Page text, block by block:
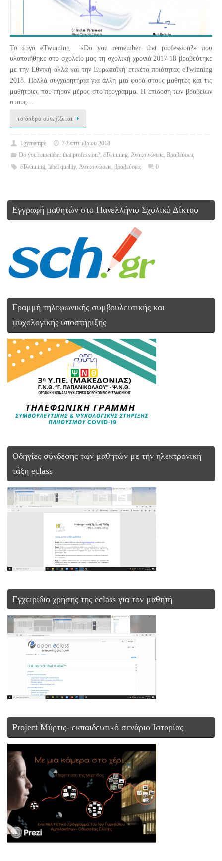
Το έργο eTwinning «Do you remember that profession?» που
υλοποιήθηκε στο σχολείο μας τη σχολική χρονιά 2017-18 βραβεύτηκε
με την Εθνική αλλά και την Ευρωπαϊκή ετικέτα ποιότητας eTwinning
2018. Πολλά συγχαρητήρια για άλλη μια φορά στους μαθητές και τις
μαθήτριες που πήραν μέρος στο πρόγραμμα. Η επίδοση των βραβείων
στους…
το άρθρο συνεχίζεται
1gymampe
7 Σεπτεμβρίου 2018
Do you remember that profession?, eTwinning Ανακοινώσεις, Βραβεύσεις
eTwinning label quality, Ανακοινώσεις, βραβεύσεις 0
Εγγραφή μαθητών στο Πανελλήνιο Σχολικό Δίκτυο
Γραμμή τηλεφωνικής συμβουλευτικής και
ψυχολογικής υποστήριξης
Οδηγίες σύνδεσης των μαθητών με την ηλεκτρονική
τάξη eclass
Εγχειρίδιο χρήσης της eclass για τον μαθητή
Project Μύρτις- εκπαιδευτικό σενάριο Ιστορίας